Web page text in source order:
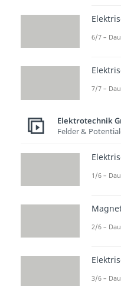
6/7 –
7/7 –
Elektrotechnik
Felder &
1/6 –
2/6 –
3/6 –